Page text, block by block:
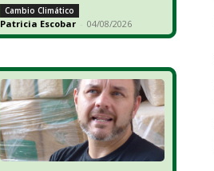
Cambio Climático
Patricia Escobar - 04/08/2026